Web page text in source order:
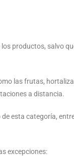
productos, salvo
las frutas,
a distancia.
esta categoría,
excepciones: